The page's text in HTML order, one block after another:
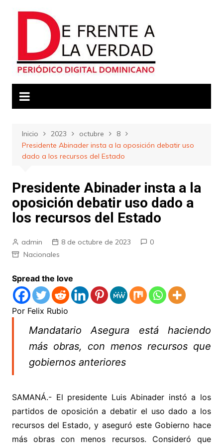
Inicio 2023 octubre
8
Presidente Abinader insta a la oposición debatir uso
dado a los recursos del Estado
Presidente Abinader insta a la
oposición debatir uso dado a
los recursos del Estado
admin 8 de octubre de 2023
0
Nacionales
Spread the love
Por Felix Rubio
Mandatario Asegura está haciendo
más obras, con menos recursos que
gobiernos anteriores
SAMANÁ.- El presidente Luis Abinader instó a los
partidos de oposición a debatir el uso dado a los
recursos del Estado, y aseguró este Gobierno hace
más obras con menos recursos. Consideró que